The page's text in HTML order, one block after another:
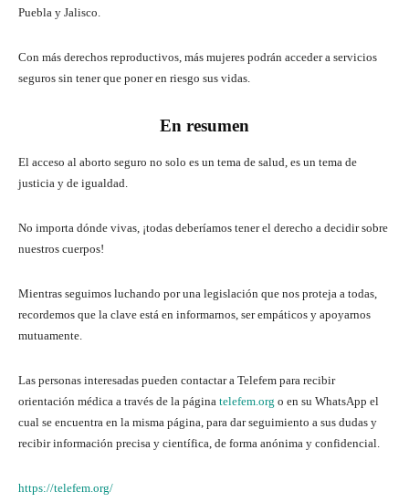
Puebla y Jalisco.
Con más derechos reproductivos, más mujeres podrán acceder a servicios
seguros sin tener que poner en riesgo sus vidas.
En resumen
El acceso al aborto seguro no solo es un tema de salud, es un tema de
justicia y de igualdad.
No importa dónde vivas, ¡todas deberíamos tener el derecho a decidir sobre
nuestros cuerpos!
Mientras seguimos luchando por una legislación que nos proteja a todas,
recordemos que la clave está en informarnos, ser empáticos y apoyarnos
mutuamente.
Las personas interesadas pueden contactar a Telefem para recibir
orientación médica a través de la página telefem.org o en su WhatsApp el
cual se encuentra en la misma página, para dar seguimiento a sus dudas y
recibir información precisa y científica, de forma anónima y confidencial.
https://telefem.org/